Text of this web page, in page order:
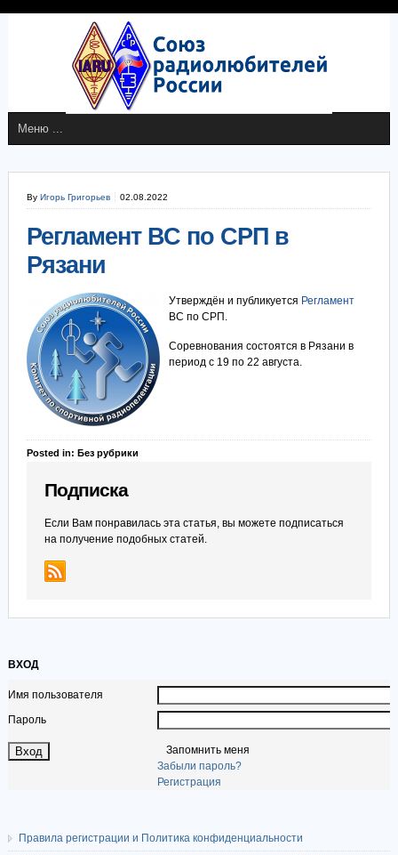
By Игорь Григорьев 02.08.2022
Регламент ВС по СРП в
Рязани
Утверждён и публикуется Регламент
ВС по СРП.
Соревнования состоятся в Рязани в
период с 19 по 22 августа.
Posted in: Без рубрики
Подписка
Если Вам понравилась эта статья, вы можете подписаться
на получение подобных статей.
ВХОД
Имя пользователя
Пароль
Запомнить меня
Забыли пароль?
Регистрация
Правила регистрации и Политика конфиденциальности